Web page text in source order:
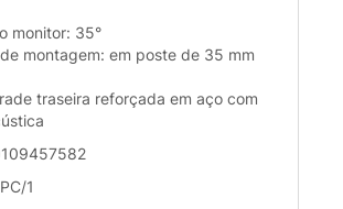
monitor: 35°
montagem: em poste de 35 mm
traseira reforçada em aço com
PC/1